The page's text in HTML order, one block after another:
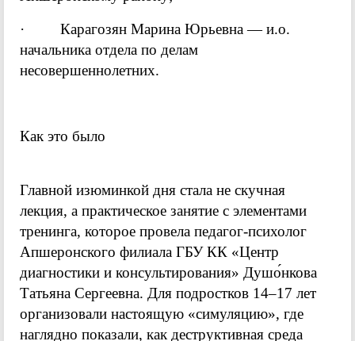
· Карагозян Марина Юрьевна — и.о.
начальника отдела по делам
несовершеннолетних.
Как это было
Главной изюминкой дня стала не скучная
лекция, а практическое занятие с элементами
тренинга, которое провела педагог-психолог
Апшеронского филиала ГБУ КК «Центр
диагностики и консультирования» Душо́нкова
Татьяна Сергеевна. Для подростков 14–17 лет
организовали настоящую «симуляцию», где
наглядно показали, как деструктивная среда